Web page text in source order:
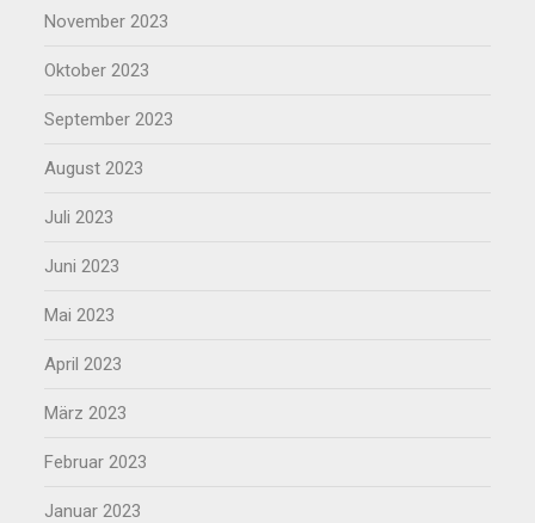
November 2023
Oktober 2023
September 2023
August 2023
Juli 2023
Juni 2023
Mai 2023
April 2023
März 2023
Februar 2023
Januar 2023